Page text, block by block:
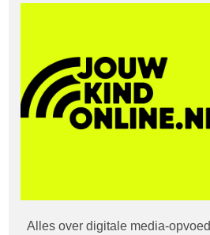
Alles over digitale media-